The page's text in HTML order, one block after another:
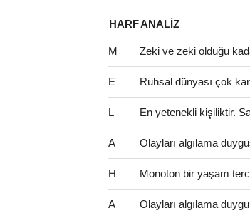
HARFANALIZ
M Zeki ve zeki olduğu
E Ruhsal dünyası çok
L En yetenekli kişiliktir.
A Olayları algılama
H Monoton bir yaşam
A Olayları algılama